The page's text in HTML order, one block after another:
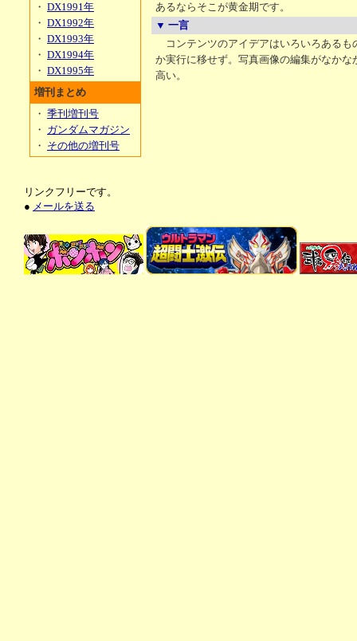
・ DX1991年
・ DX1992年
・ DX1993年
・ DX1994年
・ DX1995年
増刊まとめ
・ 季刊増刊号
・ ガンダムマガジン
・ その他の増刊号
あるならそこが黄金期です。
▼ 一言
コンテンツのアイデアはいろいろあるも
か実行に移せず。写真画像の編集がなかな
高い。
リンクフリーです。
● メールを送る